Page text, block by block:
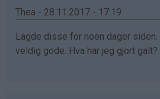
Thea - 28.11.2017 - 17:19
Lagde disse for noen dager
veldig gode. Hva har jeg gjort galt?